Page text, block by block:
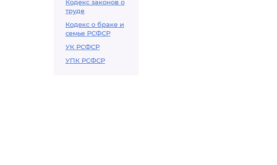
Кодекс законов о
труде
Кодекс о браке и
семье РСФСР
УК РСФСР
УПК РСФСР